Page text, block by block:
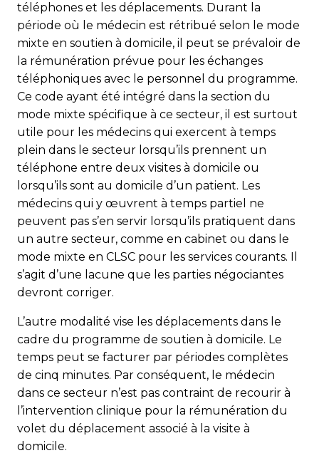
téléphones et les déplacements. Durant la
période où le médecin est rétribué selon le mode
mixte en soutien à domicile, il peut se prévaloir de
la rémunération prévue pour les échanges
téléphoniques avec le personnel du programme.
Ce code ayant été intégré dans la section du
mode mixte spécifique à ce secteur, il est surtout
utile pour les médecins qui exercent à temps
plein dans le secteur lorsqu’ils prennent un
téléphone entre deux visites à domicile ou
lorsqu’ils sont au domicile d’un patient. Les
médecins qui y œuvrent à temps partiel ne
peuvent pas s’en servir lorsqu’ils pratiquent dans
un autre secteur, comme en cabinet ou dans le
mode mixte en CLSC pour les services courants. Il
s’agit d’une lacune que les parties négociantes
devront corriger.
L’autre modalité vise les déplacements dans le
cadre du programme de soutien à domicile. Le
temps peut se facturer par périodes complètes
de cinq minutes. Par conséquent, le médecin
dans ce secteur n’est pas contraint de recourir à
l’intervention clinique pour la rémunération du
volet du déplacement associé à la visite à
domicile.